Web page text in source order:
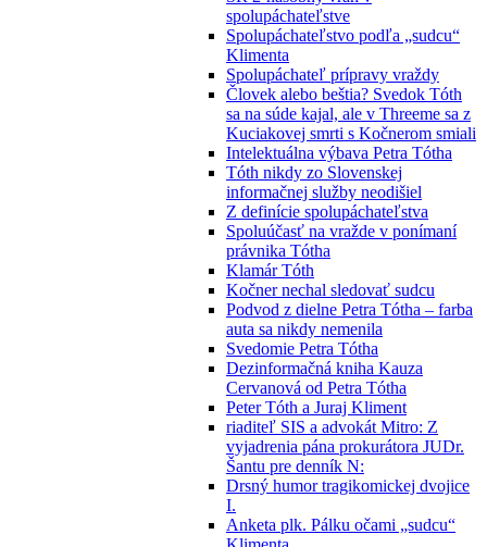
spolupáchateľstve
Spolupáchateľstvo podľa „sudcu“
Klimenta
Spolupáchateľ prípravy vraždy
Človek alebo beštia? Svedok Tóth
sa na súde kajal, ale v Threeme sa z
Kuciakovej smrti s Kočnerom smiali
Intelektuálna výbava Petra Tótha
Tóth nikdy zo Slovenskej
informačnej služby neodišiel
Z definície spolupáchateľstva
Spoluúčasť na vražde v ponímaní
právnika Tótha
Klamár Tóth
Kočner nechal sledovať sudcu
Podvod z dielne Petra Tótha – farba
auta sa nikdy nemenila
Svedomie Petra Tótha
Dezinformačná kniha Kauza
Cervanová od Petra Tótha
Peter Tóth a Juraj Kliment
riaditeľ SIS a advokát Mitro: Z
vyjadrenia pána prokurátora JUDr.
Šantu pre denník N:
Drsný humor tragikomickej dvojice
I.
Anketa plk. Pálku očami „sudcu“